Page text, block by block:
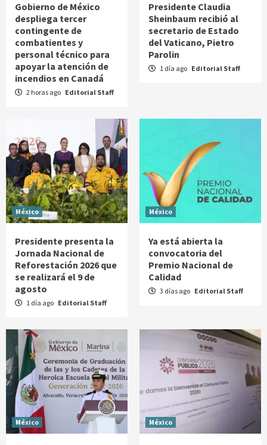
Gobierno de México
despliega tercer
contingente de
combatientes y
personal técnico para
apoyar la atención de
incendios en Canadá
2 horas ago Editorial Staff
Presidente Claudia
Sheinbaum recibió al
secretario de Estado
del Vaticano, Pietro
Parolin
1 día ago Editorial Staff
México
Presidente presenta la
Jornada Nacional de
Reforestación 2026 que
se realizará el 9 de
agosto
1 día ago Editorial Staff
México
Ya está abierta la
convocatoria del
Premio Nacional de
Calidad
3 días ago Editorial Staff
México México